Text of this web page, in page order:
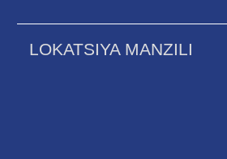
LOKATSIYA MANZILI